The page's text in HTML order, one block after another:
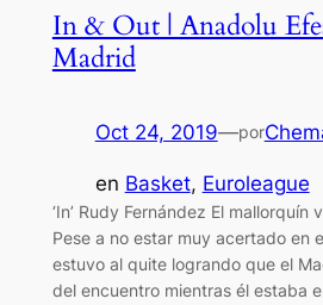
In & Out | Anadolu
Madrid
Oct 24, 2019—por
en Basket, Euroleague
‘In’ Rudy Fernández El mallorquín
Pese a no estar muy acertado en
estuvo al quite logrando que el
del encuentro mientras él estaba